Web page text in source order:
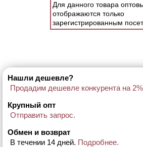
Для данного товара
отображаются только
зарегистрированным
Нашли дешевле?
Продадим дешевле конкурента на
Крупный опт
Отправить запрос.
Обмен и возврат
В течении 14 дней. Подробнее.